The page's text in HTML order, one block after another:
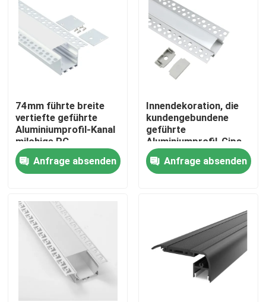
Produkte
Über uns
74mm führte breite
vertiefte geführte
Aluminiumprofil-Kanal
milchige PC
Abdeckung lineares
LichtAnfrage absenden
Innendekoration, die
kundengebundene
geführte
Aluminiumprofil-Gips-
Trockenmauer
beleuchtet
Anfrage absenden